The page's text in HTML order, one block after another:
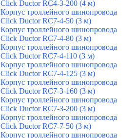
Click Ductor RC4-3-200 (4 м)
Корпус троллейного шинопровода
Click Ductor RC7-4-50 (3 м)
Корпус троллейного шинопровода
Click Ductor RC7-4-80 (3 м)
Корпус троллейного шинопровода
Click Ductor RC7-4-110 (3 м)
Корпус троллейного шинопровода
Click Ductor RC7-4-125 (3 м)
Корпус троллейного шинопровода
Click Ductor RC7-3-160 (3 м)
Корпус троллейного шинопровода
Click Ductor RC7-3-200 (3 м)
Корпус троллейного шинопровода
Click Ductor RC7-7-50 (3 м)
Корпус троллейного шинопровода